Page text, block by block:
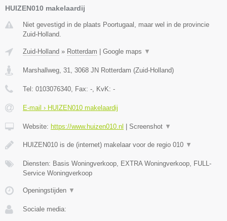
HUIZEN010 makelaardij
Niet gevestigd in de plaats Poortugaal, maar wel in de provincie
Zuid-Holland.
Zuid-Holland » Rotterdam Google maps ▼
Marshallweg, 31, 3068 JN Rotterdam (Zuid-Holland)
Tel: 0103076340, Fax: -, KvK: -
E-mail › HUIZEN010 makelaardij
Website: https://www.huizen010.nl Screenshot ▼
HUIZEN010 is de (internet) makelaar voor de regio 010 ▼
Diensten: Basis Woningverkoop, EXTRA Woningverkoop, FULL-
Service Woningverkoop
Openingstijden ▼
Sociale media: